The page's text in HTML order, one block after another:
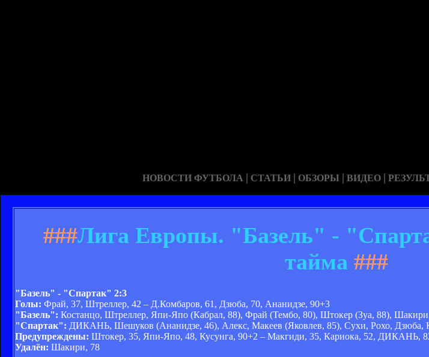
НОВОСТИ ФУТБОЛА | СТАТЬИ | ОБЗОРЫ | ВИДЕО |
###Лига Европы. "Базель" -
тайма###
"Базель" - "Спартак" 2:3
Голы: Фрай, 37, Штреллер, 42 – Д.Комбаров, 61, Дзюба, 70, Ананидзе, 90+3
"Базель": Костанцо, Штреллер, Япи-Япо (Кабрал, 88), Фрай (Тембо, 80), Штокер (Зуа, 88),
"Спартак": ДИКАНЬ, Шешуков (Ананидзе, 46), Алекс, Макеев (Яковлев, 85), Сухи, Рохо, Дзюба,
Предупреждены: Штокер, 35, Япи-Япо, 48, Кусунга, 90+2 – Макгиди, 35, Кариока, 52, ДИКАНЬ,
Удалён: Шакири, 78